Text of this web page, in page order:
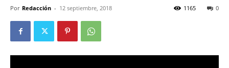
Por Redacción - 12 septiembre, 2018 0
1165